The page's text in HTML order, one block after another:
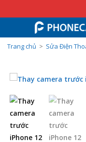
Trang chủ > Sửa Điện